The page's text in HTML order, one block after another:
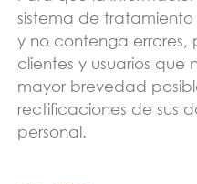
sistema de
y no contenga errores,
clientes y usuarios que
mayor brevedad
rectificaciones de sus
personal.